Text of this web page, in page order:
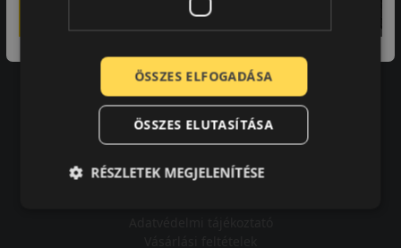
A bolt vásárlója
Minden tökéletesen működik.
ÖSSZES ELFOGADÁSA
ÖSSZES ELUTASÍTÁSA
RÉSZLETEK MEGJELENÍTÉSE